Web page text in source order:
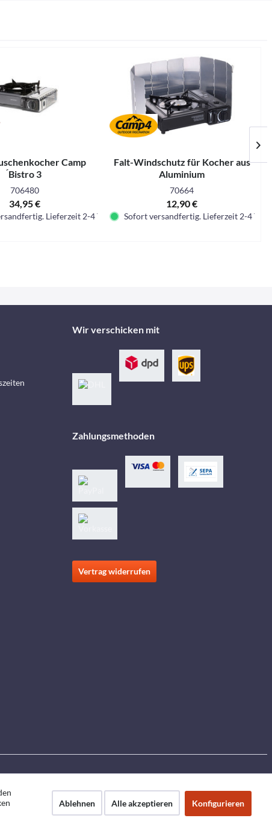
Camp
́Bistro 3
706480
34,95 €
Lieferzeit 2-4 Tage.
Falt-Windschutz für Kocher aus
Aluminium
70664
12,90 €
Sofort versandfertig. Lieferzeit 2-4 Tage.
Wir verschicken mit
Zahlungsmethoden
Vertrag widerrufen
Ablehnen Alle akzeptieren Konfigurieren